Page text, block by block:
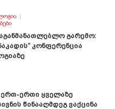
Გარემო:
Კონფერენცია
Ერთ-Ერთი Ყველაზე
Წინააღმდეგ Ვაქცინა